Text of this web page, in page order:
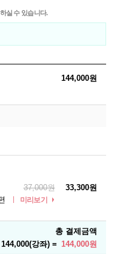
실 수 있습니다.
144,000원
미리보기
37,000원 33,300원
총 결제금액
144,000(강좌) = 144,000원